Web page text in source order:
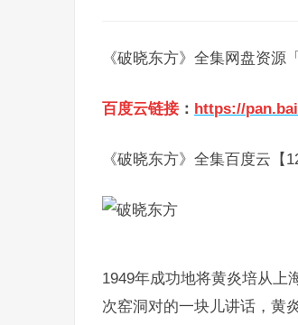
《破晓东方》全集网盘资源
百度云链接 ： https://
《破晓东方》全集百度云【
1949年成功地将黄炎培从上
次窑洞对的一块儿讲话，黄